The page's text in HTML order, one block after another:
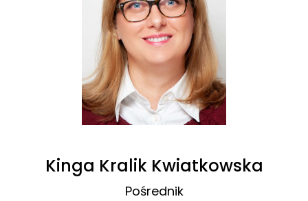
Kinga Kralik Kwiatkowska
Pośrednik